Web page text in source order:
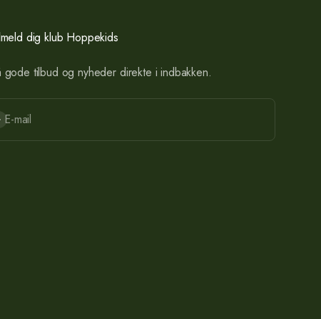
dig klub Hoppekids
gode tilbud og nyheder direkte i indbakken.
E-mail